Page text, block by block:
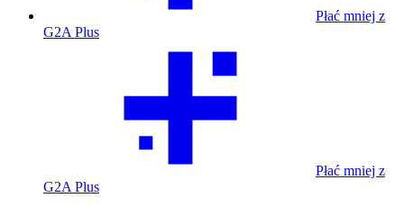
Płać mniej z
G2A Plus
Płać mniej z
G2A Plus